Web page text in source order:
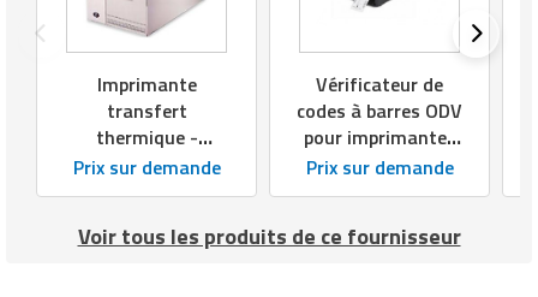
Matériel de musculation
Rôtisserie professionnelle
Sautause professionnelle
Table de cuisson professionnelle
Imprimante
transfert
thermique -
Etiquettes 20 à 115
mm
Prix sur demande
Vérificateur de
codes à barres ODV
pour imprimantes
d'étiquettes
Prix sur demande
Voir tous les produits de ce fournisseur